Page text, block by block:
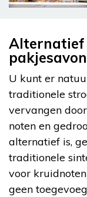
Alternatief
U kunt er
traditionele
vervangen
noten en
alternatief is,
traditionele
voor
geen